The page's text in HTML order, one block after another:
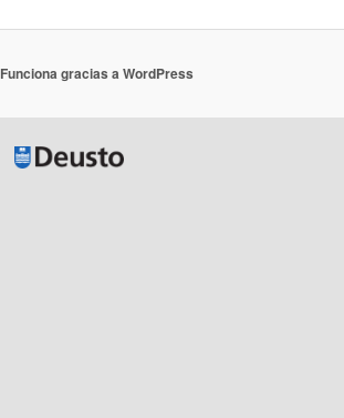
Funciona gracias a WordPress